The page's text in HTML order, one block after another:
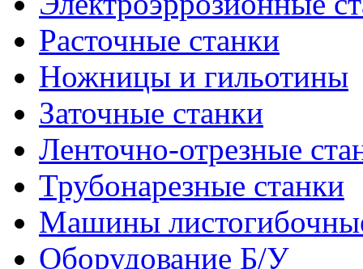
Расточные станки
Ножницы и гильотины
Заточные станки
Ленточно-отрезные
Трубонарезные станки
Машины
Оборудование Б/У